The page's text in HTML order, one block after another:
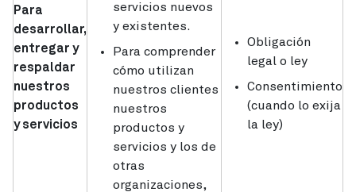
Para
desarrollar,
entregar y
respaldar
nuestros
productos
y servicios
servicios nuevos
y existentes.
Para comprender
cómo utilizan
nuestros clientes
nuestros
productos y
servicios y los de
otras
organizaciones,
Obligación
legal o ley
Consentimiento
(cuando lo exija
la ley)